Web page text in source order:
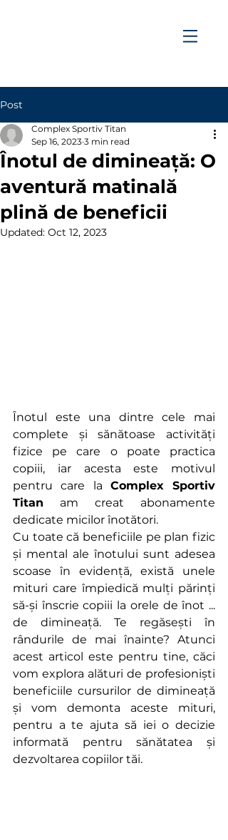
Post
Înotul de dimineață: O
aventură matinală
plină de beneficii
Complex Sportiv Titan
Sep 16, 2023 3 min read
Updated: Oct 12, 2023
Înotul este una dintre cele mai
complete și sănătoase activități
fizice pe care o poate practica
copiii, iar acesta este motivul
pentru care la Complex Sportiv
Titan am creat abonamente
dedicate micilor înotători.
Cu toate că beneficiile pe plan fizic
și mental ale înotului sunt adesea
scoase în evidență, există unele
mituri care împiedică mulți părinți
să-și înscrie copiii la orele de înot ...
de dimineață. Te regăsești în
rândurile de mai înainte? Atunci
acest articol este pentru tine, căci
vom explora alături de profesioniști
beneficiile cursurilor de dimineață
și vom demonta aceste mituri,
pentru a te ajuta să iei o decizie
informată pentru sănătatea și
dezvoltarea copiilor tăi.